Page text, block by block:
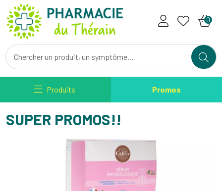
Pharmacie du Therain Votre
0
Produits Promos
SUPER PROMOS!!